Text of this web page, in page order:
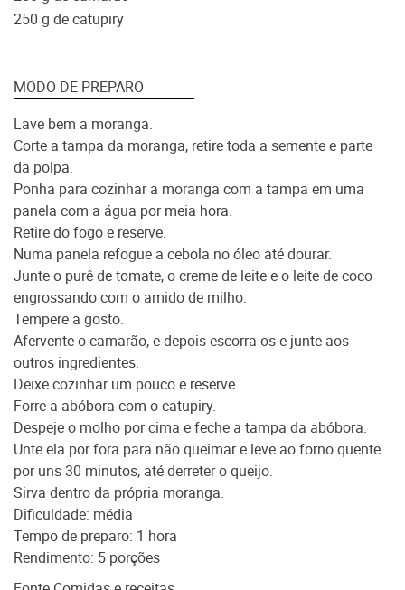
250 g de catupiry
MODO DE PREPARO
Lave bem a moranga.
Corte a tampa da moranga, retire toda a semente e parte
da polpa.
Ponha para cozinhar a moranga com a tampa em uma
panela com a água por meia hora.
Retire do fogo e reserve.
Numa panela refogue a cebola no óleo até dourar.
Junte o purê de tomate, o creme de leite e o leite de coco
engrossando com o amido de milho.
Tempere a gosto.
Afervente o camarão, e depois escorra-os e junte aos
outros ingredientes.
Deixe cozinhar um pouco e reserve.
Forre a abóbora com o catupiry.
Despeje o molho por cima e feche a tampa da abóbora.
Unte ela por fora para não queimar e leve ao forno quente
por uns 30 minutos, até derreter o queijo.
Sirva dentro da própria moranga.
Dificuldade: média
Tempo de preparo: 1 hora
Rendimento: 5 porções